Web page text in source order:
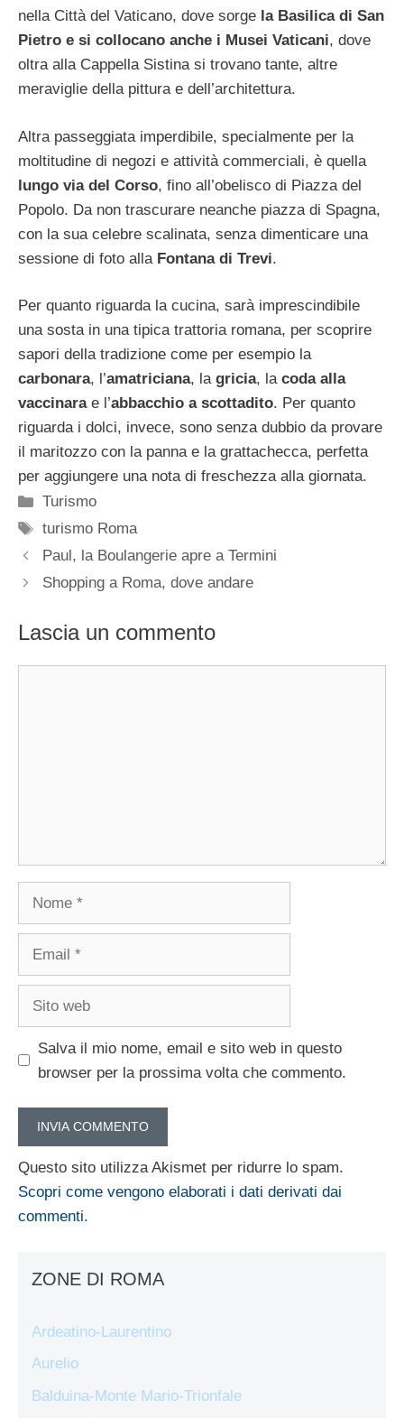
nella Città del Vaticano, dove sorge la Basilica di San
Pietro e si collocano anche i Musei Vaticani, dove
oltra alla Cappella Sistina si trovano tante, altre
meraviglie della pittura e dell’architettura.
Altra passeggiata imperdibile, specialmente per la
moltitudine di negozi e attività commerciali, è quella
lungo via del Corso, fino all’obelisco di Piazza del
Popolo. Da non trascurare neanche piazza di Spagna,
con la sua celebre scalinata, senza dimenticare una
sessione di foto allaFontana di Trevi.
Per quanto riguarda la cucina, sarà imprescindibile
una sosta in una tipica trattoria romana, per scoprire
sapori della tradizione come per esempio la
carbonara, l’amatriciana, la gricia, la coda alla
vaccinarae l’abbacchio a scottadito. Per quanto
riguarda i dolci, invece, sono senza dubbio da provare
il maritozzo con la panna e la grattachecca, perfetta
per aggiungere una nota di freschezza alla giornata.
Categorie
Turismo
Tag
turismo Roma
Paul, la Boulangerie apre a Termini
Shopping a Roma, dove andare
Lascia un commento
Nome
Email
Sito
Salva il mio nome, email e sito web in questo
browser per la prossima volta che commento.
Questo sito utilizza Akismet per ridurre lo spam.
Scopri come vengono elaborati i dati derivati dai
commenti.
ZONE DI ROMA
Ardeatino-Laurentino
Aurelio
Balduina-Monte Mario-Trionfale